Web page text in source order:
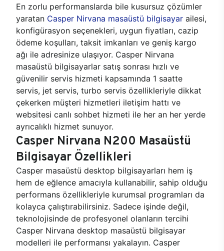
En zorlu performanslarda bile kusursuz çözümler
yaratan Casper Nirvana masaüstü bilgisayar ailesi,
konfigürasyon seçenekleri, uygun fiyatları, cazip
ödeme koşulları, taksit imkanları ve geniş kargo
ağı ile adresinize ulaşıyor. Casper Nirvana
masaüstü bilgisayarlar satış sonrası hızlı ve
güvenilir servis hizmeti kapsamında 1 saatte
servis, jet servis, turbo servis özellikleriyle dikkat
çekerken müşteri hizmetleri iletişim hattı ve
websitesi canlı sohbet hizmeti ile her an her yerde
ayrıcalıklı hizmet sunuyor.
Casper Nirvana N200 Masaüstü
Bilgisayar Özellikleri
Casper masaüstü desktop bilgisayarları hem iş
hem de eğlence amacıyla kullanabilir, sahip olduğu
performans özellikleriyle kurumsal programları da
kolayca çalıştırabilirsiniz. Sadece işinde değil,
teknolojisinde de profesyonel olanların tercihi
Casper Nirvana desktop masaüstü bilgisayar
modelleri ile performansı yakalayın. Casper